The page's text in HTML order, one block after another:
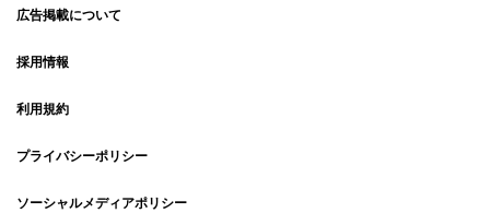
広告掲載について
採用情報
利用規約
プライバシーポリシー
ソーシャルメディアポリシー